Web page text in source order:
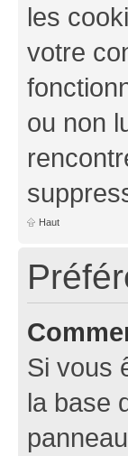
les
votre
ou non
Haut
Si vous
la base